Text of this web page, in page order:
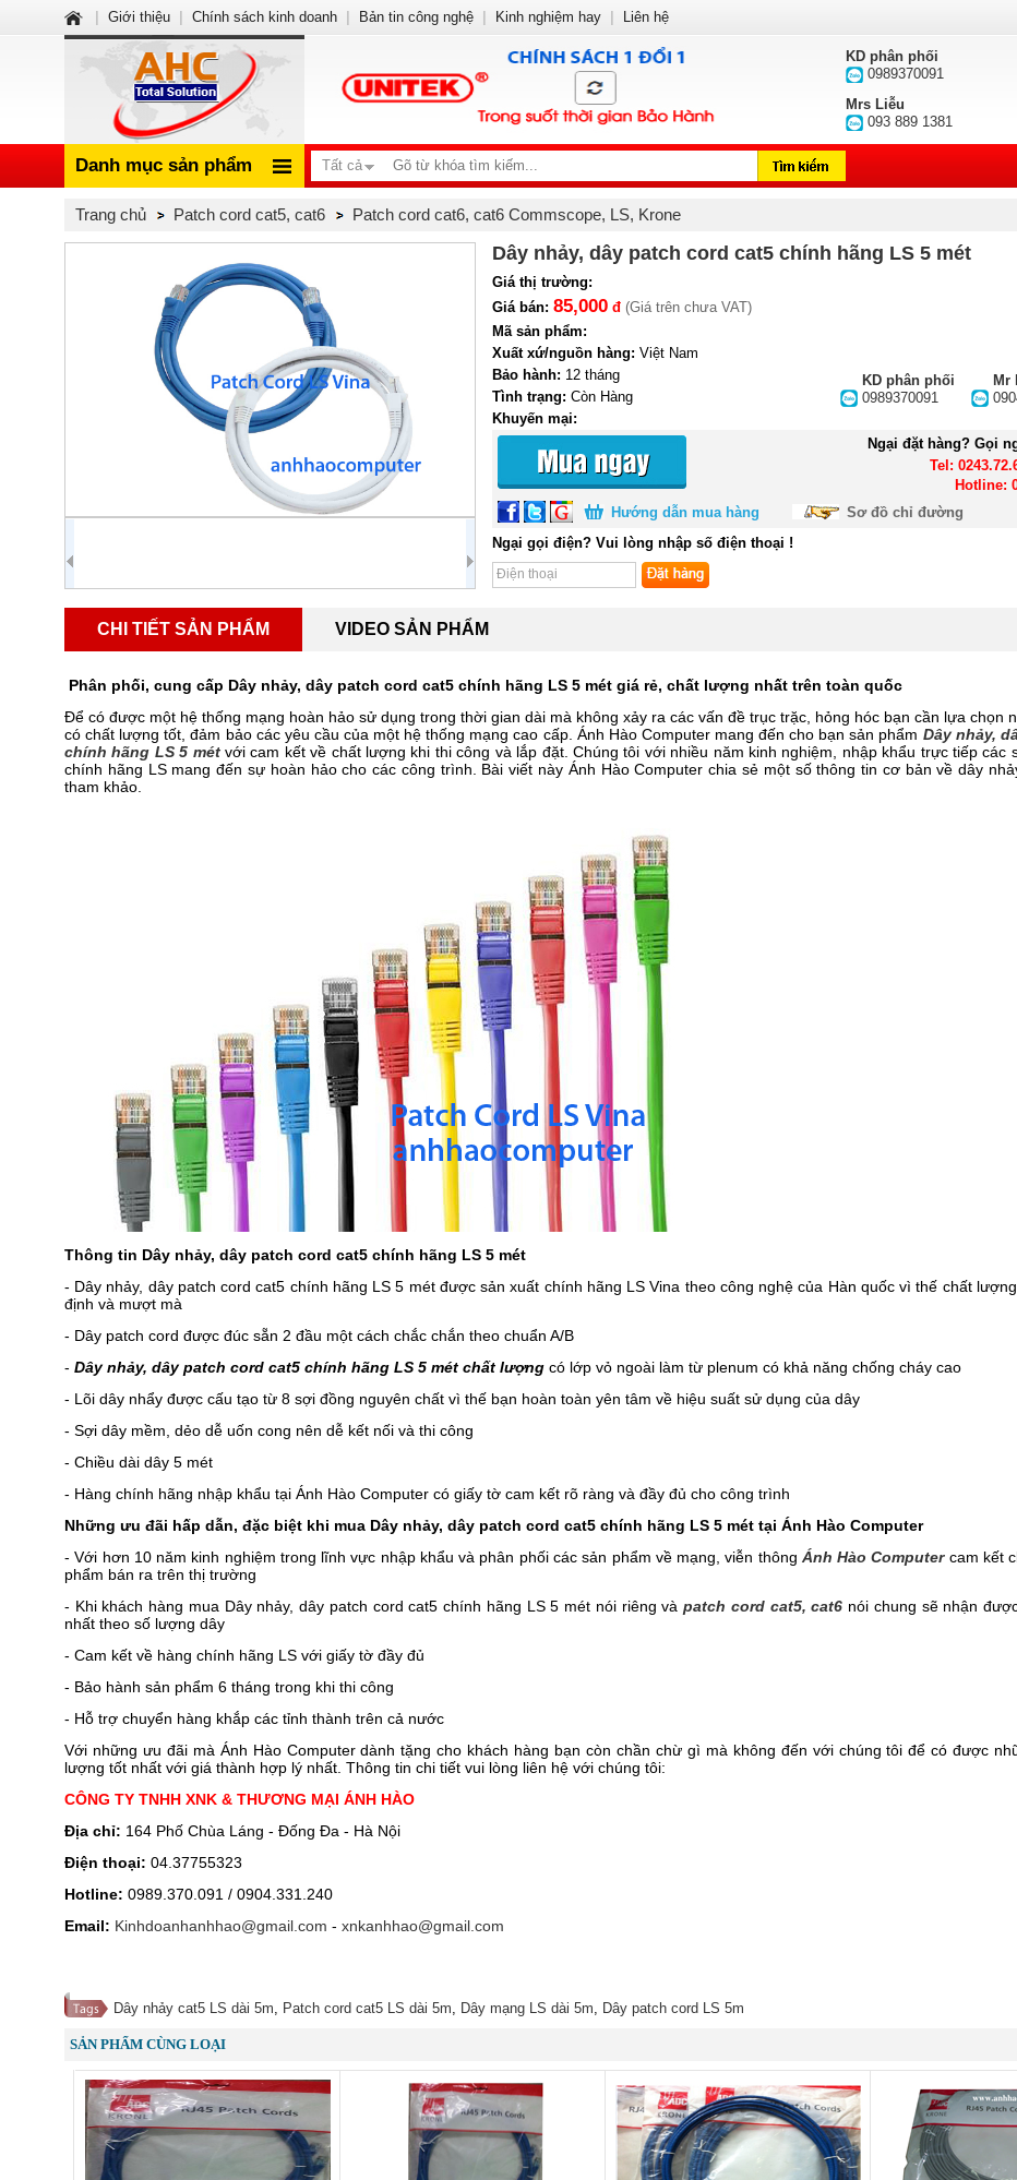
KD phân phối
0989370091
Mrs Liễu
093 889 1381
Danh mục sản phẩm Tất cả
Trang chủ Patch cord cat5, cat6 Patch cord cat6, cat6 Commscope, LS, Krone
Dây nhảy, dây patch cord cat5 chính hãng LS 5 mét
Giá thị trường:
Giá bán: 85,000 đ (Giá trên chưa VAT)
Mã sản phẩm:
Xuất xứ/nguồn hàng: Việt Nam
KD phân phối
0989370091
Mr
Bảo hành: 12 tháng
Tình trạng: Còn Hàng
Khuyến mại:
Ngại đặt hàng? Gọi
Tel:
Hotline:
Hướng dẫn mua hàng
Sơ đồ chỉ đường
Ngại gọi điện? Vui lòng nhập số điện thoại !
CHI TIẾT SẢN PHẨM VIDEO SẢN PHẨM
Phân phối, cung cấp Dây nhảy, dây patch cord cat5 chính hãng LS 5 mét giá rẻ, chất lượng nhất trên toàn quốc
Để có được một hệ thống mạng hoàn hảo sử dụng trong thời gian dài mà không xảy ra các vấn đề trục trặc, hỏng hóc bạn cần lựa chọn
có chất lượng tốt, đảm bảo các yêu cầu của một hệ thống mạng cao cấp. Ánh Hào Computer mang đến cho bạn sản phẩm Dây nhảy,
chính hãng LS 5 métvới cam kết về chất lượng khi thi công và lắp đặt. Chúng tôi với nhiều năm kinh nghiệm, nhập khẩu trực tiếp các
chính hãng LS mang đến sự hoàn hảo cho các công trình. Bài viết này Ánh Hào Computer chia sẻ một số thông tin cơ bản về dây
tham khảo.
Thông tin Dây nhảy, dây patch cord cat5 chính hãng LS 5 mét
- Dây nhảy, dây patch cord cat5 chính hãng LS 5 mét được sản xuất chính hãng LS Vina theo công nghệ của Hàn quốc vì thế chất
định và mượt mà
- Dây patch cord được đúc sẵn 2 đầu một cách chắc chắn theo chuẩn A/B
- Dây nhảy, dây patch cord cat5 chính hãng LS 5 mét chất lượng có lớp vỏ ngoài làm từ plenum có khả năng chống cháy cao
- Lõi dây nhẩy được cấu tạo từ 8 sợi đồng nguyên chất vì thế bạn hoàn toàn yên tâm về hiệu suất sử dụng của dây
- Sợi dây mềm, dẻo dễ uốn cong nên dễ kết nối và thi công
- Chiều dài dây 5 mét
- Hàng chính hãng nhập khẩu tại Ánh Hào Computer có giấy tờ cam kết rõ ràng và đầy đủ cho công trình
Những ưu đãi hấp dẫn, đặc biệt khi mua Dây nhảy, dây patch cord cat5 chính hãng LS 5 mét tại Ánh Hào Computer
- Với hơn 10 năm kinh nghiệm trong lĩnh vực nhập khẩu và phân phối các sản phẩm về mạng, viễn thông Ánh Hào Computercam kết
phẩm bán ra trên thị trường
- Khi khách hàng mua Dây nhảy, dây patch cord cat5 chính hãng LS 5 mét nói riêng vàpatch cord cat5, cat6 nói chung sẽ nhận
nhất theo số lượng dây
- Cam kết về hàng chính hãng LS với giấy tờ đầy đủ
- Bảo hành sản phẩm 6 tháng trong khi thi công
- Hỗ trợ chuyển hàng khắp các tỉnh thành trên cả nước
Với những ưu đãi mà Ánh Hào Computer dành tặng cho khách hàng bạn còn chần chừ gì mà không đến với chúng tôi để có được
lượng tốt nhất với giá thành hợp lý nhất. Thông tin chi tiết vui lòng liên hệ với chúng tôi:
CÔNG TY TNHH XNK & THƯƠNG MẠI ÁNH HÀO
Địa chỉ: 164 Phố Chùa Láng - Đống Đa - Hà Nội
Điện thoại: 04.37755323
Hotline: 0989.370.091 / 0904.331.240
Email: Kinhdoanhanhhao@gmail.com - xnkanhhao@gmail.com
Dây nhảy cat5 LS dài 5m, Patch cord cat5 LS dài 5m, Dây mạng LS dài 5m, Dây patch cord LS 5m
SẢN PHẨM CÙNG LOẠI
Giới thiệu Chính sách kinh doanh Bản tin công nghệ Kinh nghiệm hay Liên hệ